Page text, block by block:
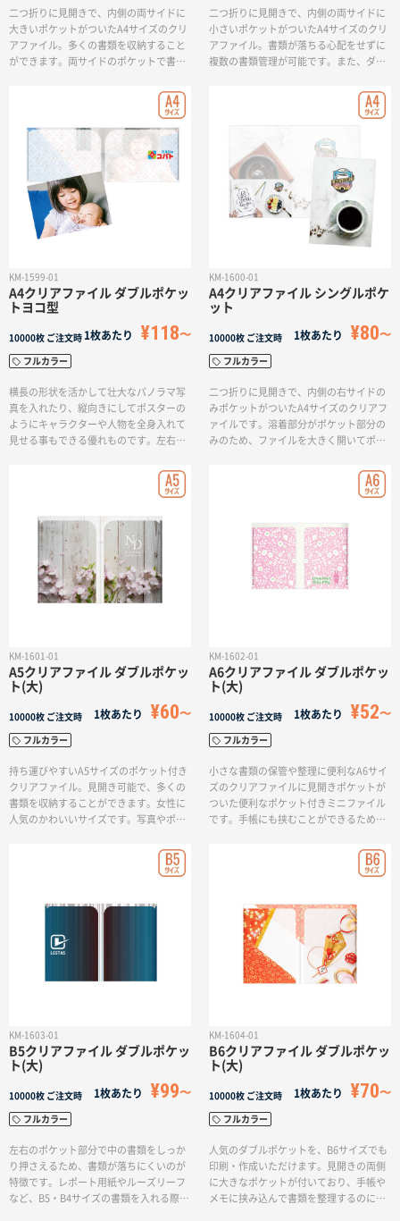
二つ折りに見開きで、内側の両サイドに
大きいポケットがついたA4サイズのクリ
アファイル。多くの書類を収納すること
ができます。両サイドのポケットで書類
見開きで収納したりと煩雑な書類管理に
最適なダブルポケット付きのファイルで
す。見開き可能な形状を生かし、A3サイ
ズのデザインも効果的に行えます。
二つ折りに見開きで、内側の両サイドに
小さいポケットがついたA4サイズのクリ
アファイル。書類が落ちる心配をせずに
複数の書類管理が可能です。また、ダブ
い為、資料の出し入れが非常にスムーズ
で便利です。会社案内や資料整理など、
様々な用途に活用できます。
KM-1599-01
A4クリアファイル ダブルポケッ
トヨコ型
10000枚 ご注文時 1枚あたり ¥118
フルカラー
横長の形状を活かして壮大なパノラマ写
真を入れたり、縦向きにしてポスターの
ようにキャラクターや人物を全身入れて
見せる事もできる優れものです。左右に
KM-1600-01
A4クリアファイル シングルポケ
ット
10000枚 ご注文時 1枚あたり ¥80
フルカラー
二つ折りに見開きで、内側の右サイドの
みポケットがついたA4サイズのクリアフ
ァイルです。溶着部分がポケット部分の
みのため、ファイルを大きく開いてポケ
せるので、名刺やハガキ、申込用紙など
簡単な書類を挟むのにもおすすめです。
KM-1601-01
A5クリアファイル ダブルポケッ
ト(大)
10000枚 ご注文時 1枚あたり ¥60
フルカラー
持ち運びやすいA5サイズのポケット付き
クリアファイル。見開き可能で、多くの
書類を収納することができます。女性に
人気のかわいいサイズです。写真やポス
て紛失しやすい書類を整理したり、カバ
ンの中の整理などにも重宝します。
KM-1602-01
A6クリアファイル ダブルポケッ
ト(大)
10000枚 ご注文時 1枚あたり ¥52
フルカラー
小さな書類の保管や整理に便利なA6サイ
ズのクリアファイルに見開きポケットが
ついた便利なポケット付きミニファイル
です。手帳にも挟むことができるため、
KM-1603-01
B5クリアファイル ダブルポケッ
ト(大)
10000枚 ご注文時 1枚あたり ¥99
フルカラー
左右のポケット部分で中の書類をしっか
り押さえるため、書類が落ちにくいのが
特徴です。レポート用紙やルーズリーフ
など、B5・B4サイズの書類を入れる際に
KM-1604-01
B6クリアファイル ダブルポケッ
ト(大)
10000枚 ご注文時 1枚あたり ¥70
フルカラー
人気のダブルポケットを、B6サイズでも
印刷・作成いただけます。見開きの両側
に大きなポケットが付いており、手帳や
メモに挟み込んで書類を整理するのに活